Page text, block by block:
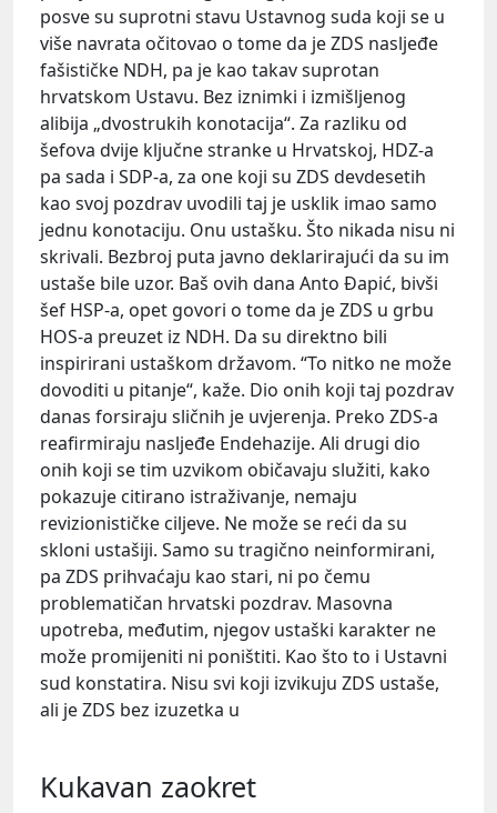
posve su suprotni stavu Ustavnog suda koji se u
više navrata očitovao o tome da je ZDS nasljeđe
fašističke NDH, pa je kao takav suprotan
hrvatskom Ustavu. Bez iznimki i izmišljenog
alibija „dvostrukih konotacija“. Za razliku od
šefova dvije ključne stranke u Hrvatskoj, HDZ-a
pa sada i SDP-a, za one koji su ZDS devdesetih
kao svoj pozdrav uvodili taj je usklik imao samo
jednu konotaciju. Onu ustašku. Što nikada nisu ni
skrivali. Bezbroj puta javno deklarirajući da su im
ustaše bile uzor. Baš ovih dana Anto Đapić, bivši
šef HSP-a, opet govori o tome da je ZDS u grbu
HOS-a preuzet iz NDH. Da su direktno bili
inspirirani ustaškom državom. “To nitko ne može
dovoditi u pitanje“, kaže. Dio onih koji taj pozdrav
danas forsiraju sličnih je uvjerenja. Preko ZDS-a
reafirmiraju nasljeđe Endehazije. Ali drugi dio
onih koji se tim uzvikom običavaju služiti, kako
pokazuje citirano istraživanje, nemaju
revizionističke ciljeve. Ne može se reći da su
skloni ustašiji. Samo su tragično neinformirani,
pa ZDS prihvaćaju kao stari, ni po čemu
problematičan hrvatski pozdrav. Masovna
upotreba, međutim, njegov ustaški karakter ne
može promijeniti ni poništiti. Kao što to i Ustavni
sud konstatira. Nisu svi koji izvikuju ZDS ustaše,
ali je ZDS bez izuzetka u
Kukavan zaokret